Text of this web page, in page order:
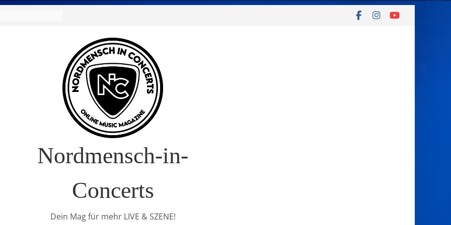
Europa-Tournee
Nordmensch-in-
Concerts
Dein Mag für mehr LIVE & SZENE!